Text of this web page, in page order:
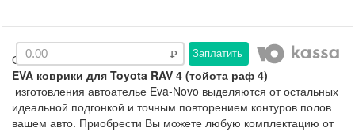
Заплатить
Описание
EVA коврики для Toyota RAV 4 (тойота раф 4)
изготовления автоателье Eva-Novo выделяются от остальных
идеальной подгонкой и точным повторением контуров полов
вашем авто. Приобрести Вы можете любую комплектацию от